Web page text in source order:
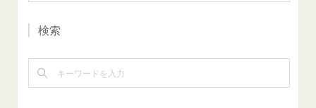
検索